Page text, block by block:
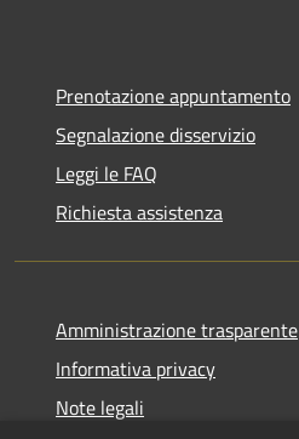
Prenotazione appuntamento
Segnalazione disservizio
Leggi le FAQ
Richiesta assistenza
Amministrazione trasparente
Informativa privacy
Note legali